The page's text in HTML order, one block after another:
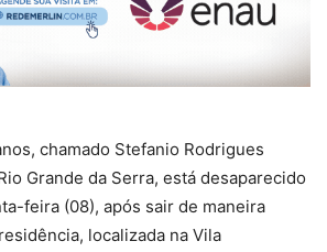
chamado Stefanio Rodrigues
Grande da Serra, está desaparecido
feira (08), após sair de maneira
localizada na Vila